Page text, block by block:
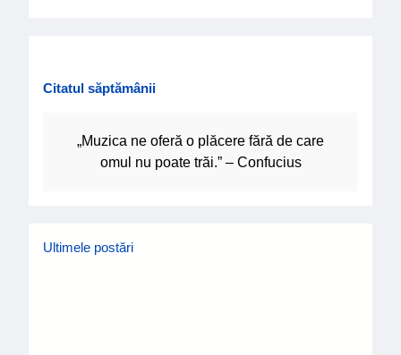
Citatul săptămânii
„Muzica ne oferă o plăcere fără de care
omul nu poate trăi.” – Confucius
Ultimele postări